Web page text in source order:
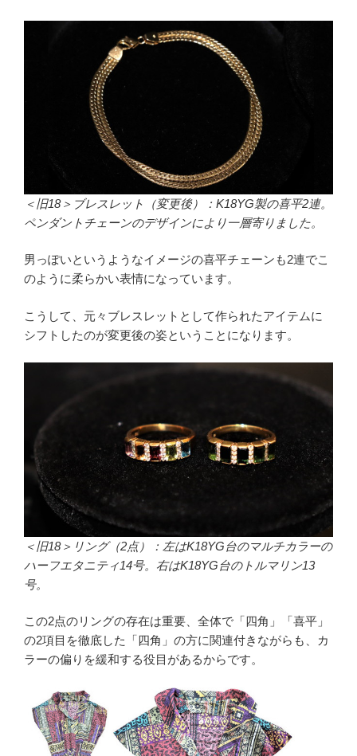
＜旧18＞ブレスレット（変更後）：K18YG製の喜平2連。
ペンダントチェーンのデザインにより一層寄りました。
男っぽいというようなイメージの喜平チェーンも2連でこ
のように柔らかい表情になっています。
こうして、元々ブレスレットとして作られたアイテムに
シフトしたのが変更後の姿ということになります。
＜旧18＞ リング（2点）：左はK18YG台のマルチカラーの
ハーフエタニティ14号。右はK18YG台のトルマリン13
号。
この2点のリングの存在は重要、全体で「四角」「喜平」
の2項目を徹底した「四角」の方に関連付きながらも、カ
ラーの偏りを緩和する役目があるからです。